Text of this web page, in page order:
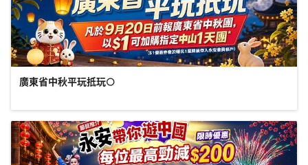
廣東省中秋平玩抵玩🌕